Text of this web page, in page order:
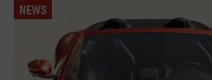
NEWS